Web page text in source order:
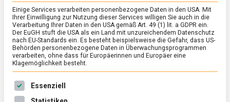
FEATURED/KULTUR
Die Arche: Denn solchen gehört das
Reich Gottes
14. März 2025
Einige Services verarbeiten personenbezogene Daten in den USA. Mit
Ihrer Einwilligung zur Nutzung dieser Services willigen Sie auch in die
Verarbeitung Ihrer Daten in den USA gemäß Art. 49 (1) lit. a GDPR ein.
Der EuGH stuft die USA als ein Land mit unzureichendem Datenschutz
nach EU-Standards ein. Es besteht beispielsweise die Gefahr, dass US-
Behörden personenbezogene Daten in Überwachungsprogrammen
verarbeiten, ohne dass für Europäerinnen und Europäer eine
Klagemöglichkeit besteht.
Es folgt eine Liste der Service-Gruppen, für die eine
Essenziell